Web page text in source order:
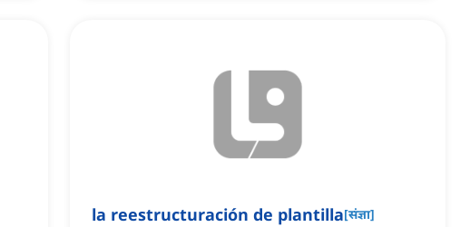
la reestructuración de plantilla[संज्ञा]